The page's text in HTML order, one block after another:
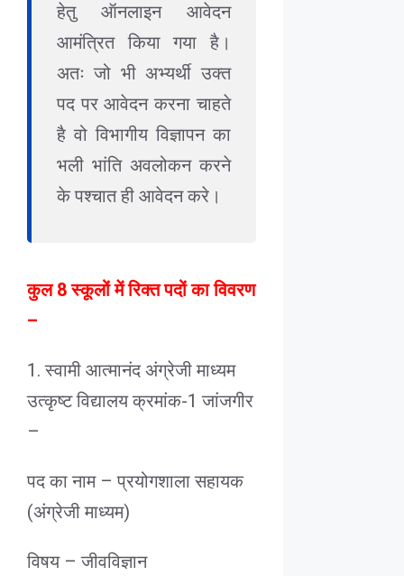
हेतु ऑनलाइन आवेदन
आमंत्रित किया गया है।
अतः जो भी अभ्यर्थी उक्त
पद पर आवेदन करना चाहते
है वो विभागीय विज्ञापन का
भली भांति अवलोकन करने
के पश्चात ही आवेदन करे।
कुल 8 स्कूलों में रिक्त पदों का विवरण
–
1. स्वामी आत्मानंद अंग्रेजी माध्यम
उत्कृष्ट विद्यालय क्रमांक-1 जांजगीर
–
पद का नाम – प्रयोगशाला सहायक
(अंग्रेजी माध्यम)
विषय – जीवविज्ञान